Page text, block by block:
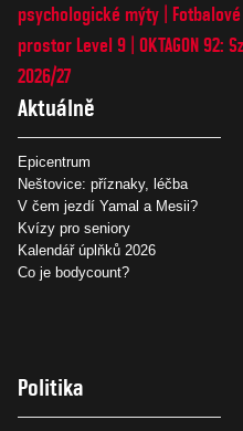
psychologické mýty
prostor Level 9 OKTAGON 92:
2026/27
Aktuálně
Epicentrum
Neštovice: příznaky, léčba
V čem jezdí Yamal a Mesii?
Kvízy pro seniory
Kalendář úplňků 2026
Co je bodycount?
Politika